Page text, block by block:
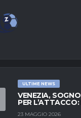
ULTIME NEWS
VENEZIA,
PER L’ATTACCO:
23 MAGGIO 2026